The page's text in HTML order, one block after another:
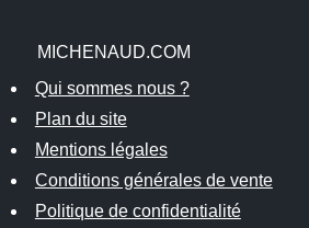
MICHENAUD.COM
Qui sommes nous ?
Plan du site
Mentions légales
Conditions générales de vente
Politique de confidentialité